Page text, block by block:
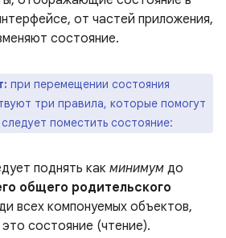
от частей приложения,
состояние.
при перемещении состояния
три правила, которые помогут
поместить состояние:
поднять как минимум до
общего родительского
всех компонуемых объектов,
состояние (чтение).